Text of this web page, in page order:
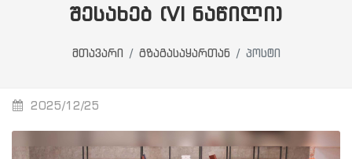
ᲨᲔᲡᲐᲮᲔᲑ (VI ᲜᲐᲬᲘᲚᲘ)
მთავარი გზაგასაყართან პოსტი
2025/12/25